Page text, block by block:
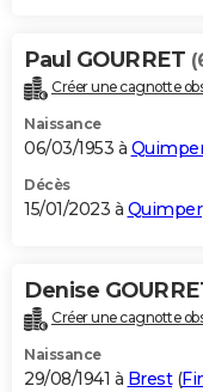
Paul GOURRET
Créer une cagnotte
Naissance
06/03/1953 à
Décès
15/01/2023 à Quimper
Denise
Créer une cagnotte
Naissance
29/08/1941 à Brest(